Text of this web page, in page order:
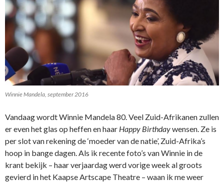
Winnie Mandela, september 2016
Vandaag wordt Winnie Mandela 80. Veel Zuid-Afrikanen zullen
er even het glas op heffen en haar Happy Birthdaywensen. Ze is
per slot van rekening de ‘moeder van de natie’, Zuid-Afrika’s
hoop in bange dagen. Als ik recente foto’s van Winnie in de
krant bekijk – haar verjaardag werd vorige week al groots
gevierd in het Kaapse Artscape Theatre – waan ik me weer